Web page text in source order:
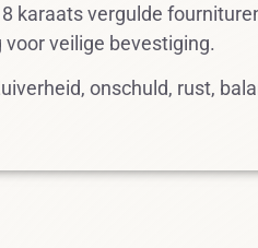
karaats vergulde
veilige bevestiging.
onschuld, rust,